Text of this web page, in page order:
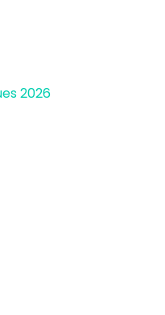
2026